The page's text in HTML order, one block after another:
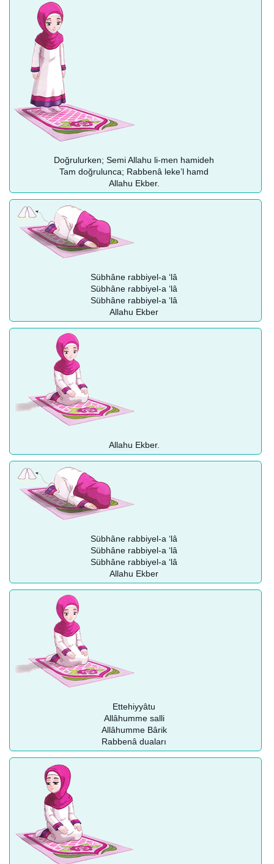
Doğrulurken; Semi Allahu li-men hamideh
Tam doğrulunca; Rabbenâ leke’l hamd
Allahu Ekber.
Sübhâne rabbiyel-a ‘lâ
Sübhâne rabbiyel-a ‘lâ
Sübhâne rabbiyel-a ‘lâ
Allahu Ekber
Allahu Ekber.
Sübhâne rabbiyel-a ‘lâ
Sübhâne rabbiyel-a ‘lâ
Sübhâne rabbiyel-a ‘lâ
Allahu Ekber
Ettehiyyâtu
Allâhumme salli
Allâhumme Bârik
Rabbenâ duaları